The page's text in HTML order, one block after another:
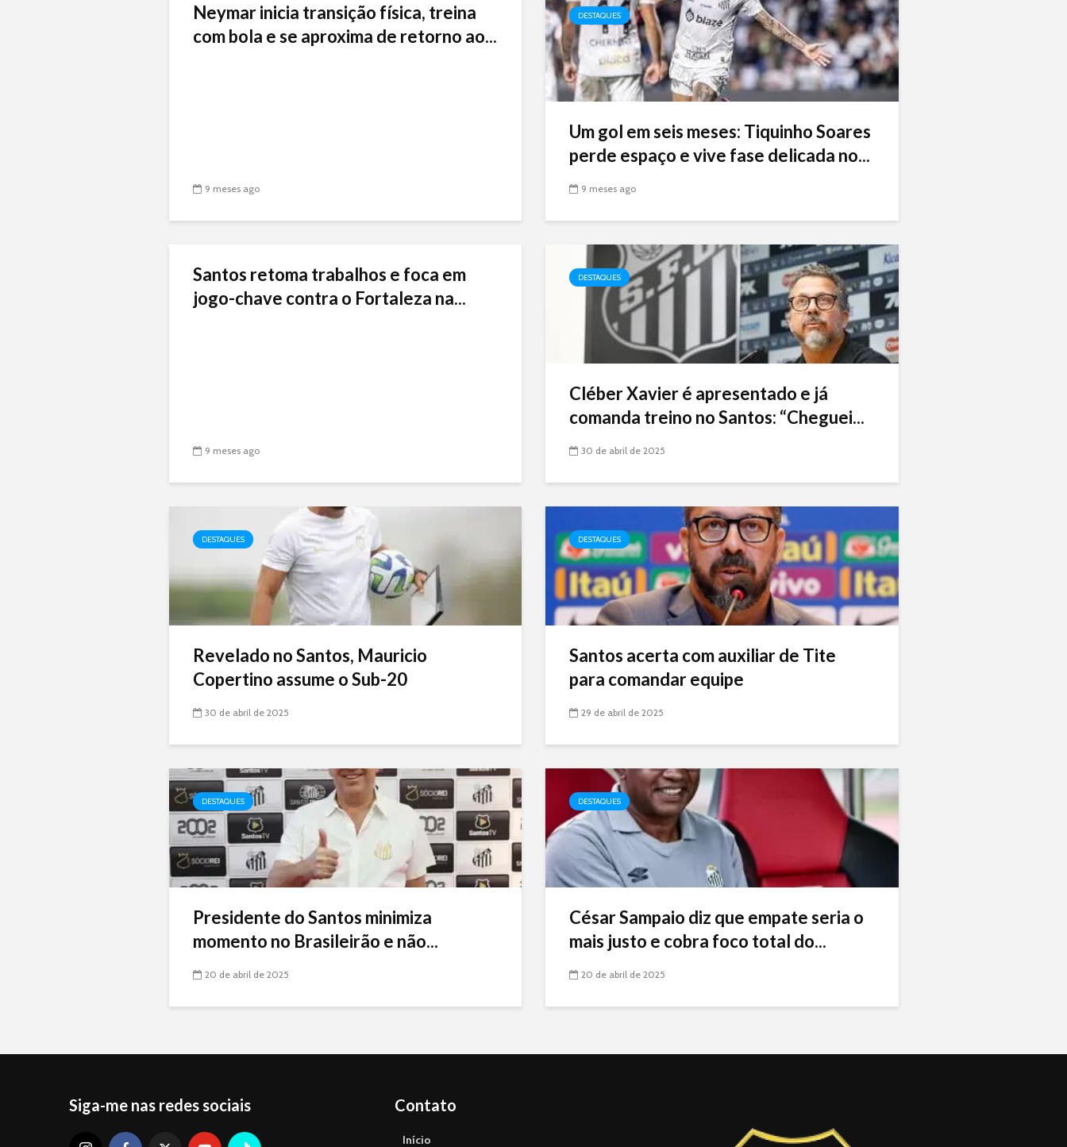
Neymar inicia transição física, treina
com bola e se aproxima de retorno ao...
9 meses ago
DESTAQUES
Um gol em seis meses: Tiquinho Soares
perde espaço e vive fase delicada no...
9 meses ago
Santos retoma trabalhos e foca em
jogo-chave contra o Fortaleza na...
9 meses ago
DESTAQUES
Cléber Xavier é apresentado e já
comanda treino no Santos: “Cheguei...
30 de abril de 2025
DESTAQUES
Revelado no Santos, Mauricio
Copertino assume o Sub-20
30 de abril de 2025
DESTAQUES
Santos acerta com auxiliar de Tite
para comandar equipe
29 de abril de 2025
DESTAQUES
Presidente do Santos minimiza
momento no Brasileirão e não...
20 de abril de 2025
DESTAQUES
César Sampaio diz que empate seria o
mais justo e cobra foco total do...
20 de abril de 2025
Siga-me nas redes sociais Contato
Início